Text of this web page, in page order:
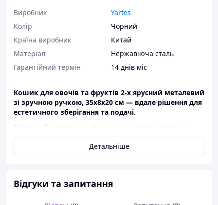
Виробник
Yartes
Колір
Чорний
Країна виробник
Китай
Матеріал
Нержавіюча сталь
Гарантійний термін
14 днів міс
Кошик для овочів та фруктів 2-х ярусний металевий
зі зручною ручкою, 35х8х20 см — вдале рішення для
естетичного зберігання та подачі.
Ефектна багатоярусна підставка дозволяє грамотно
сортувати продукти та оригінально подавати їх на стіл.
Завдяки оптимальному розміру фруктовниця вміщує
достатню кількість плодів для всієї родини. З таким
здоровими продуктами.
Детальніше
Відгуки та запитання